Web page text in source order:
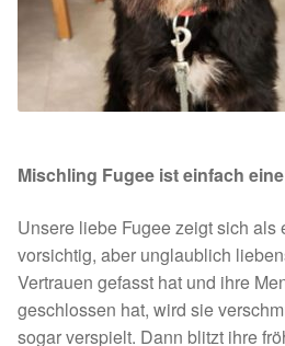
Januar bis Juni 2025
Spenden 2024
Januar bis Juni 2024
Spenden 2023
Juli bis Dezember 2023
Mischling Fugee ist einfach
Unsere liebe Fugee zeigt sich als
vorsichtig, aber unglaublich
Vertrauen gefasst hat und ihre
geschlossen hat, wird sie
sogar verspielt. Dann blitzt ihre